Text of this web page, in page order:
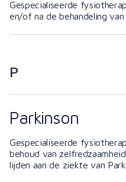
Gespecialiseerde
en/of na de behandeling van
P
Parkinson
Gespecialiseerde
behoud van
lijden aan de ziekte van